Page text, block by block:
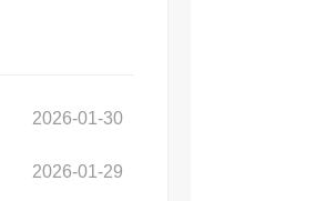
2026-01-30
2026-01-29